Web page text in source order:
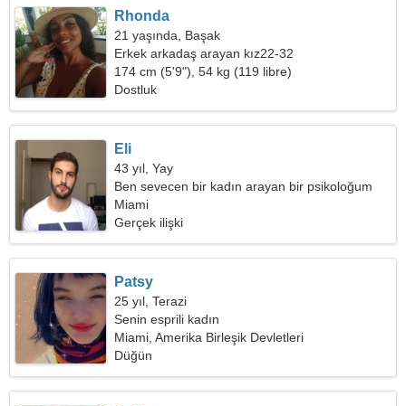
Rhonda
21 yaşında, Başak
Erkek arkadaş arayan kız22-32
174 cm (5'9"), 54 kg (119 libre)
Dostluk
Eli
43 yıl, Yay
Ben sevecen bir kadın arayan bir psikoloğum
Miami
Gerçek ilişki
Patsy
25 yıl, Terazi
Senin esprili kadın
Miami, Amerika Birleşik Devletleri
Düğün